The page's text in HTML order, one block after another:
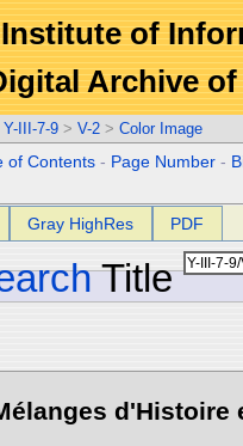
of
Archive
Y-III-7-9 > V-2 > Color Image
of Contents - Page Number -
Gray HighRes PDF
Title
d'Histoire